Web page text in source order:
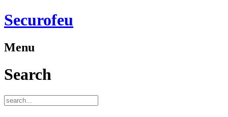
Securofeu
Menu
Search